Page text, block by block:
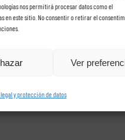
nos permitirá procesar datos como el
en este sitio. No consentir o retirar el
Ver
y protección de datos